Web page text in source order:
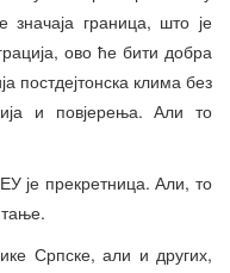
значаја граница, што је
ово ће бити добра
постдејтонска клима без
и повјерења. Али то
је прекретница. Али, то
Српске, али и других,